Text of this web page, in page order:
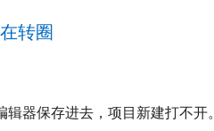
转圈
器保存进去，项目新建打不开。